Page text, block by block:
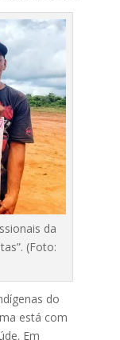
da
(Foto:
do
está com
Em